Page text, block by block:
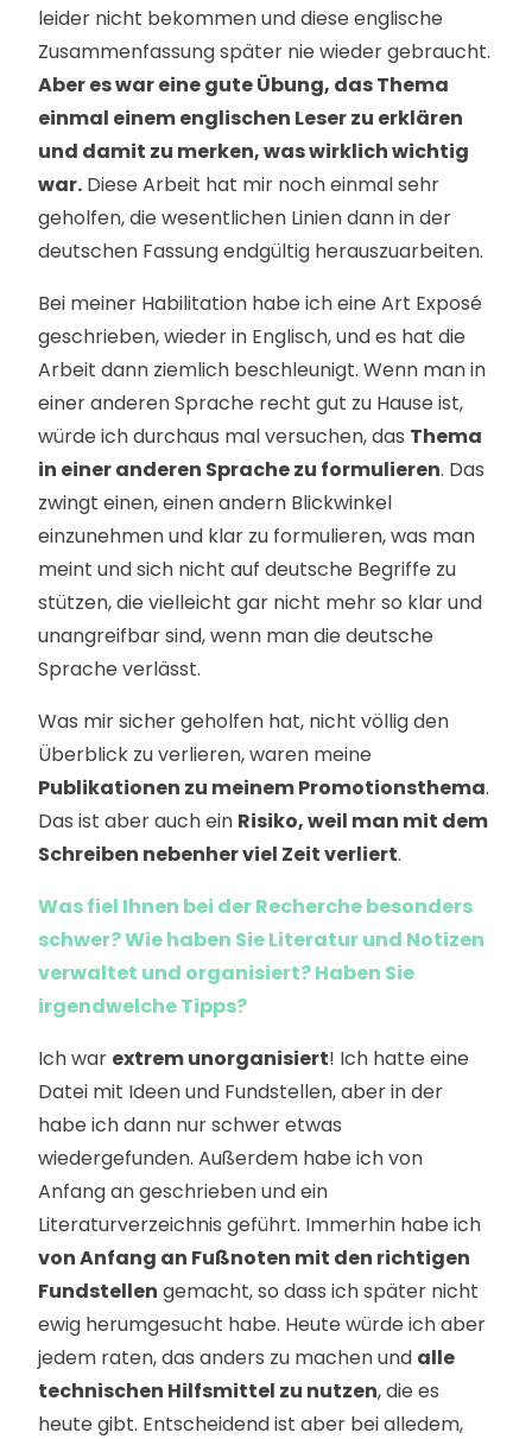
leider nicht bekommen und diese englische
Zusammenfassung später nie wieder gebraucht.
Aber es war eine gute Übung, das Thema
einmal einem englischen Leser zu erklären
und damit zu merken, was wirklich wichtig
war. Diese Arbeit hat mir noch einmal sehr
geholfen, die wesentlichen Linien dann in der
deutschen Fassung endgültig herauszuarbeiten.
Bei meiner Habilitation habe ich eine Art Exposé
geschrieben, wieder in Englisch, und es hat die
Arbeit dann ziemlich beschleunigt. Wenn man in
einer anderen Sprache recht gut zu Hause ist,
würde ich durchaus mal versuchen, das Thema
in einer anderen Sprache zu formulieren. Das
zwingt einen, einen andern Blickwinkel
einzunehmen und klar zu formulieren, was man
meint und sich nicht auf deutsche Begriffe zu
stützen, die vielleicht gar nicht mehr so klar und
unangreifbar sind, wenn man die deutsche
Sprache verlässt.
Was mir sicher geholfen hat, nicht völlig den
Überblick zu verlieren, waren meine
Publikationen zu meinem Promotionsthema.
Das ist aber auch ein Risiko, weil man mit dem
Schreiben nebenher viel Zeit verliert.
Was fiel Ihnen bei der Recherche besonders
schwer? Wie haben Sie Literatur und Notizen
verwaltet und organisiert? Haben Sie
irgendwelche Tipps?
Ich war extrem unorganisiert! Ich hatte eine
Datei mit Ideen und Fundstellen, aber in der
habe ich dann nur schwer etwas
wiedergefunden. Außerdem habe ich von
Anfang an geschrieben und ein
Literaturverzeichnis geführt. Immerhin habe ich
von Anfang an Fußnoten mit den richtigen
Fundstellen gemacht, so dass ich später nicht
ewig herumgesucht habe. Heute würde ich aber
jedem raten, das anders zu machen und alle
technischen Hilfsmittel zu nutzen, die es
heute gibt. Entscheidend ist aber bei alledem,